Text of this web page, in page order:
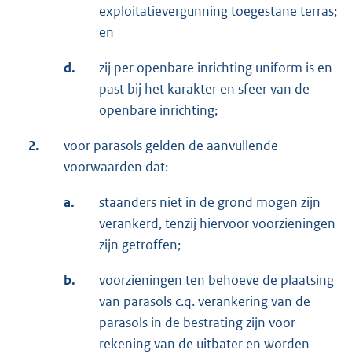
exploitatievergunning toegestane terras;
en
d.
zij per openbare inrichting uniform is en
past bij het karakter en sfeer van de
openbare inrichting;
2.
voor parasols gelden de aanvullende
voorwaarden dat:
a.
staanders niet in de grond mogen zijn
verankerd, tenzij hiervoor voorzieningen
zijn getroffen;
b.
voorzieningen ten behoeve de plaatsing
van parasols c.q. verankering van de
parasols in de bestrating zijn voor
rekening van de uitbater en worden